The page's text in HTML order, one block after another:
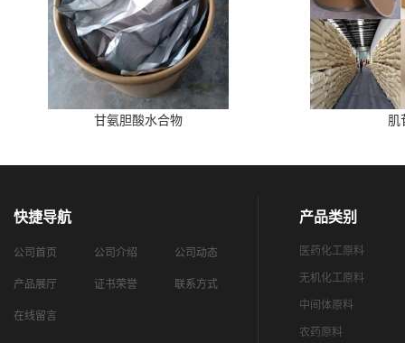
甘氨胆酸水合物 肌
快捷导航
公司首页 公司介绍 公司动态
产品展厅 证书荣誉 联系方式
在线留言
产品类别
医药化工原料
无机化工原料
中间体原料
农药原料